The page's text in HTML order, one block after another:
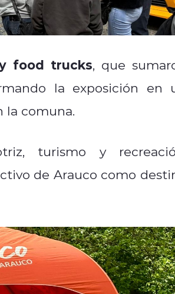
food trucks, que
la exposición en
la comuna.
turismo y
de Arauco como